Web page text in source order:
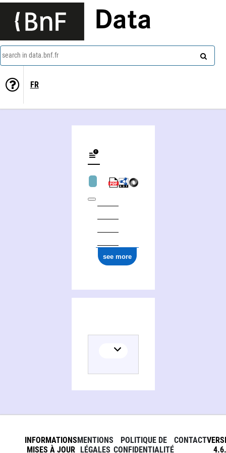
Data
search in data.bnf.fr
FR
see more
INFORMATIONS
MISES À JOUR
MENTIONS
LÉGALES
POLITIQUE DE
CONFIDENTIALITÉ
CONTACT